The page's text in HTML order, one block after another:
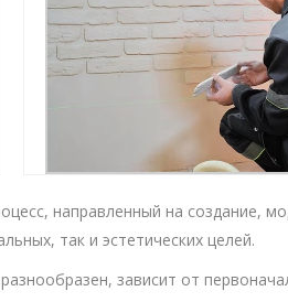
направленный на создание,
так и эстетических целей.
зависит от